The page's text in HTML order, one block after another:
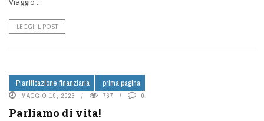
LEGGI IL POST
Pianificazione finanziaria prima pagina
MAGGIO 19, 2023 767 0
Parliamo di vita!